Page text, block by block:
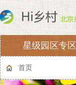
星级园区专区
协会章程
首页